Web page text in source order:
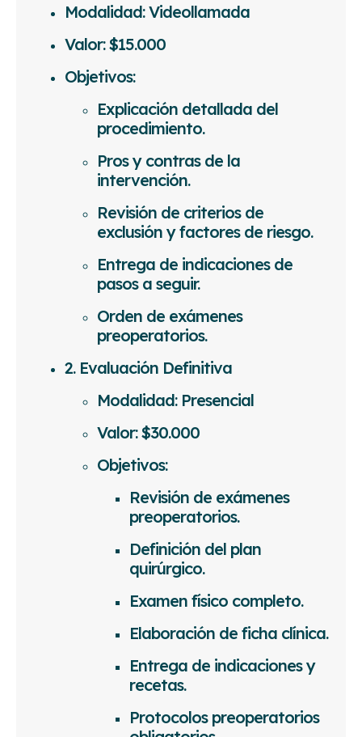
Modalidad: Videollamada
Valor: $15.000
Objetivos:
Explicación detallada del
procedimiento.
Pros y contras de la
intervención.
Revisión de criterios de
exclusión y factores de riesgo.
Entrega de indicaciones de
pasos a seguir.
Orden de exámenes
preoperatorios.
2. Evaluación Definitiva
Modalidad: Presencial
Valor: $30.000
Objetivos:
Revisión de exámenes
preoperatorios.
Definición del plan
quirúrgico.
Examen físico completo.
Elaboración de ficha clínica.
Entrega de indicaciones y
recetas.
Protocolos preoperatorios